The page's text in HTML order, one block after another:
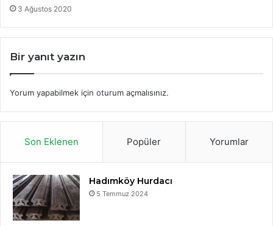
3 Ağustos 2020
Bir yanıt yazın
Yorum yapabilmek için oturum açmalısınız.
Son Eklenen Popüler Yorumlar
Hadımköy Hurdacı
5 Temmuz 2024